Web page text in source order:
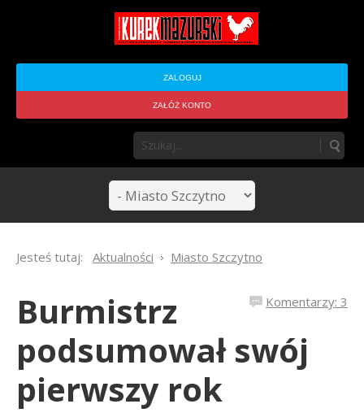
ZALOGUJ
ZAŁÓŻ KONTO
Jesteś tutaj: Aktualności Miasto Szczytno
Komentarzy: 3
Burmistrz
podsumował swój
pierwszy rok